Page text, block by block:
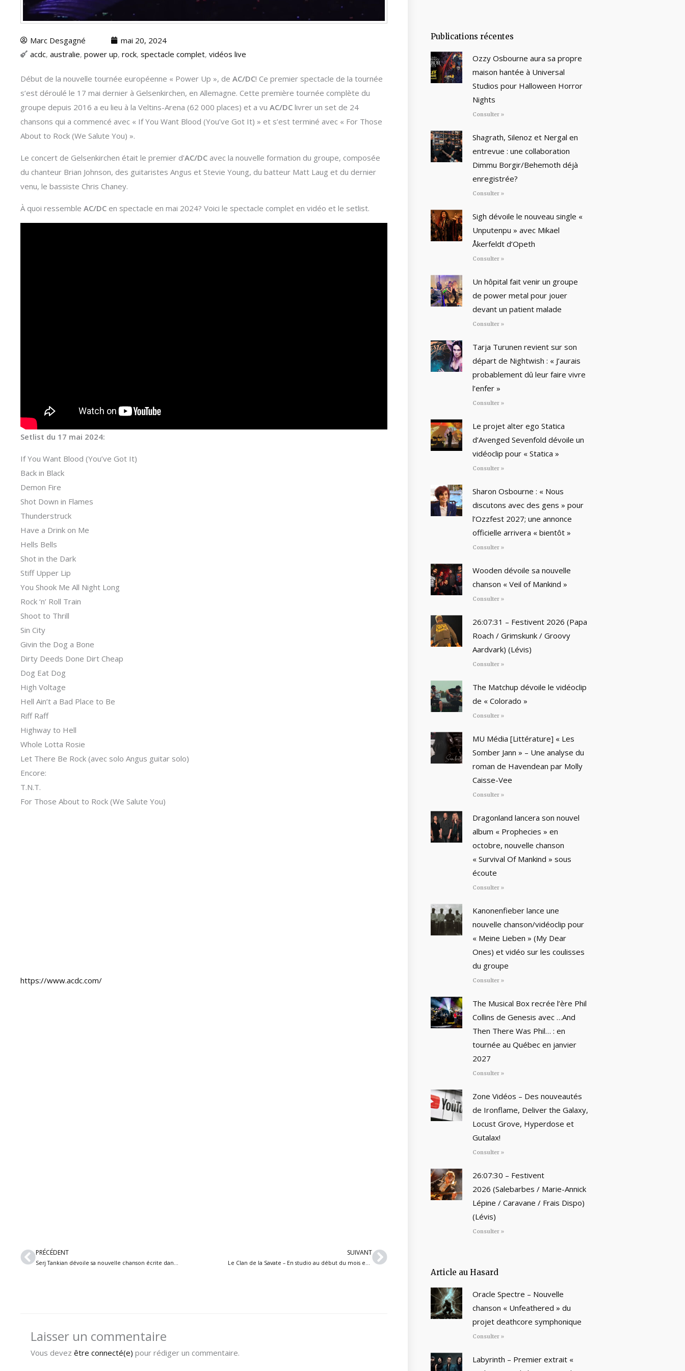
Marc Desgagné
mai 20, 2024
acdc, australie, power up, rock, spectacle complet, vidéos live
Début de la nouvelle tournée européenne « Power Up », de AC/DC! Ce premier spectacle de la tournée
s’est déroulé le 17 mai dernier à Gelsenkirchen, en Allemagne. Cette première tournée complète du
groupe depuis 2016 a eu lieu à la Veltins-Arena (62 000 places) et a vu AC/DC livrer un set de 24
chansons qui a commencé avec « If You Want Blood (You’ve Got It) » et s’est terminé avec « For Those
About to Rock (We Salute You) ».
Le concert de Gelsenkirchen était le premier d’AC/DC avec la nouvelle formation du groupe, composée
du chanteur Brian Johnson, des guitaristes Angus et Stevie Young, du batteur Matt Laug et du dernier
venu, le bassiste Chris Chaney.
À quoi ressemble AC/DC en spectacle en mai 2024? Voici le spectacle complet en vidéo et le setlist.
Setlist du 17 mai 2024:
If You Want Blood (You’ve Got It)
Back in Black
Demon Fire
Shot Down in Flames
Thunderstruck
Have a Drink on Me
Hells Bells
Shot in the Dark
Stiff Upper Lip
You Shook Me All Night Long
Rock ‘n’ Roll Train
Shoot to Thrill
Sin City
Givin the Dog a Bone
Dirty Deeds Done Dirt Cheap
Dog Eat Dog
High Voltage
Hell Ain’t a Bad Place to Be
Riff Raff
Highway to Hell
Whole Lotta Rosie
Let There Be Rock (avec solo Angus guitar solo)
Encore:
T.N.T.
For Those About to Rock (We Salute You)
https://www.acdc.com/
Précédent
PRÉCÉDENT
Serj Tankian dévoile sa nouvelle chanson écrite dans les débuts de System of a Down
SUIVANT
Le Clan de la Savate – En studio au début du mois et plus récent single « Électrique » sous écoute
Suivant
Laisser un commentaire
Vous devez être connecté(e) pour rédiger un commentaire.
Publications récentes
Ozzy Osbourne aura sa propre
maison hantée à Universal
Studios pour Halloween Horror
Nights
Consulter »
Shagrath, Silenoz et Nergal en
entrevue : une collaboration
Dimmu Borgir/Behemoth déjà
enregistrée?
Consulter »
Sigh dévoile le nouveau single «
Unputenpu » avec Mikael
Åkerfeldt d’Opeth
Consulter »
Un hôpital fait venir un groupe
de power metal pour jouer
devant un patient malade
Consulter »
Tarja Turunen revient sur son
départ de Nightwish : « J’aurais
probablement dû leur faire vivre
l’enfer »
Consulter »
Le projet alter ego Statica
d’Avenged Sevenfold dévoile un
vidéoclip pour « Statica »
Consulter »
Sharon Osbourne : « Nous
discutons avec des gens » pour
l’Ozzfest 2027; une annonce
officielle arrivera « bientôt »
Consulter »
Wooden dévoile sa nouvelle
chanson « Veil of Mankind »
Consulter »
26:07:31 – Festivent 2026 (Papa
Roach / Grimskunk / Groovy
Aardvark) (Lévis)
Consulter »
The Matchup dévoile le vidéoclip
de « Colorado »
Consulter »
MU Média [Littérature] « Les
Somber Jann » – Une analyse du
roman de Havendean par Molly
Caisse-Vee
Consulter »
Dragonland lancera son nouvel
album « Prophecies » en
octobre, nouvelle chanson
« Survival Of Mankind » sous
écoute
Consulter »
Kanonenfieber lance une
nouvelle chanson/vidéoclip pour
« Meine Lieben » (My Dear
Ones) et vidéo sur les coulisses
du groupe
Consulter »
The Musical Box recrée l’ère Phil
Collins de Genesis avec …And
Then There Was Phil… : en
tournée au Québec en janvier
2027
Consulter »
Zone Vidéos – Des nouveautés
de Ironflame, Deliver the Galaxy,
Locust Grove, Hyperdose et
Gutalax!
Consulter »
26:07:30 – Festivent
2026 (Salebarbes / Marie-Annick
Lépine / Caravane / Frais Dispo)
(Lévis)
Consulter »
Article au Hasard
Oracle Spectre – Nouvelle
chanson « Unfeathered » du
projet deathcore symphonique
Consulter »
Labyrinth – Premier extrait «